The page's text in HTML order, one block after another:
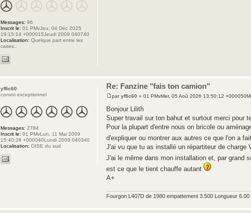
Messages: 96
Inscrit le: 01 PMvJeu, 04 Déc 2025
19:15:14 +000015Jeudi 2009 040740
Localisation: Quelque part entre les
cases..
Re: Fanzine "fais ton camion"
paryffic60 » 01 PMvMer, 05 Aoû 2026 13:50:12
Bonjour Lilith
Super travail sur ton bahut et surtout merci pour
Pour la plupart d'entre nous on bricole ou
d'expliquer ou montrer aux autres ce que l'on a
J'ai vu que tu as installé un répartiteur de charge
J'ai le même dans mon installation et, par grand
est ce que le tient chauffe autant
A+
Fourgon L407D de 1980 empattement 3.500 Longueur
yffic60
convoi exceptionnel
Messages: 2784
Inscrit le: 01 PMvLun, 11 Mai 2009
15:40:28 +000040Lundi 2009 040340
Localisation: OISE du sud